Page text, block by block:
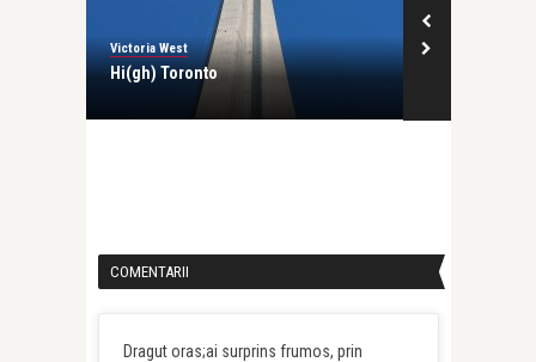
Victoria West
O zi de vara la Cascada Niagara
COMENTARII
Dragut oras;ai surprins frumos, prin